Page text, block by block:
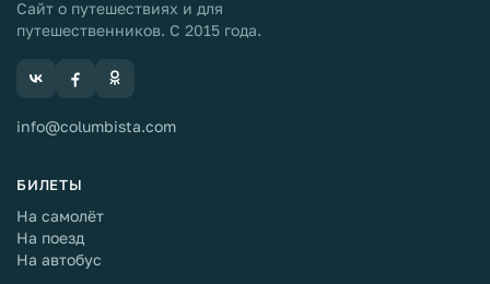
Сайт о путешествиях и для
путешественников. С 2015 года.
info@columbista.com
БИЛЕТЫ
На самолёт
На поезд
На автобус